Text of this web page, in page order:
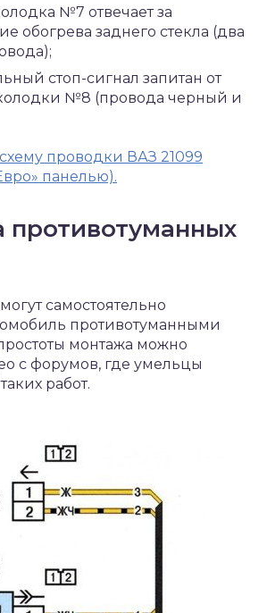
№7 отвечает за
обогрева заднего стекла (два
стоп-сигнал запитан от
№8 (провода черный и
проводки ВАЗ 21099
панелью).
противотуманных
самостоятельно
противотуманными
монтажа можно
с форумов, где умельцы
работ.